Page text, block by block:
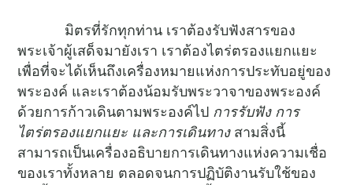
มิตรที่รักทุกท่าน เราต้องรับฟังสารของ
พระเจ้าผู้เสด็จมายังเรา เราต้องไตร่ตรองแยกแยะ
เพื่อที่จะได้เห็นถึงเครื่องหมายแห่งการประทับอยู่ของ
พระองค์ และเราต้องน้อมรับพระวาจาของพระองค์
ด้วยการก้าวเดินตามพระองค์ไป การรับฟัง การ
ไตร่ตรองแยกแยะ และการเดินทางสามสิ่งนี้
สามารถเป็นเครื่องอธิบายการเดินทางแห่งความเชื่อ
ของเราทั้งหลาย ตลอดจนการปฏิบัติงานรับใช้ของ